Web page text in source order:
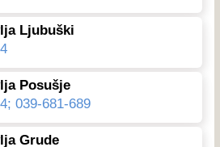
Ljubuški
Posušje
039-681-689
Grude